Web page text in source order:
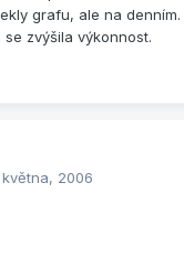
grafu, ale na denním.
zvýšila výkonnost.
května, 2006